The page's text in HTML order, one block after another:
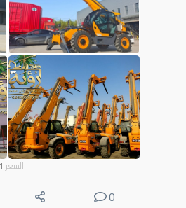
السعر 1
0